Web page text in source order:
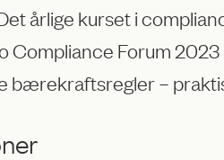
årlige kurset i
Compliance Forum 2023
bærekraftsregler –